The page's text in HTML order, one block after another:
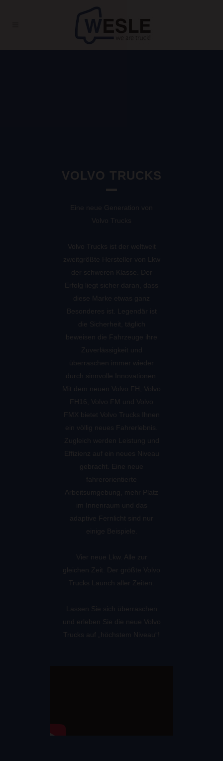
VOLVO TRUCKS
Eine neue Generation von
Volvo Trucks
Volvo Trucks ist der weltweit
zweitgrößte Hersteller von Lkw
der schweren Klasse. Der
Erfolg liegt sicher daran, dass
diese Marke etwas ganz
Besonderes ist. Legendär ist
die Sicherheit, täglich
beweisen die Fahrzeuge ihre
Zuverlässigkeit und
überraschen immer wieder
durch sinnvolle Innovationen.
Mit dem neuen Volvo FH, Volvo
FH16, Volvo FM und Volvo
FMX bietet Volvo Trucks Ihnen
ein völlig neues Fahrerlebnis.
Zugleich werden Leistung und
Effizienz auf ein neues Niveau
gebracht. Eine neue
fahrerorientierte
Arbeitsumgebung, mehr Platz
im Innenraum und das
adaptive Fernlicht sind nur
einige Beispiele.
Vier neue Lkw. Alle zur
gleichen Zeit. Der größte Volvo
Trucks Launch aller Zeiten.
Lassen Sie sich überraschen
und erleben Sie die neue Volvo
Trucks auf „höchstem Niveau“!